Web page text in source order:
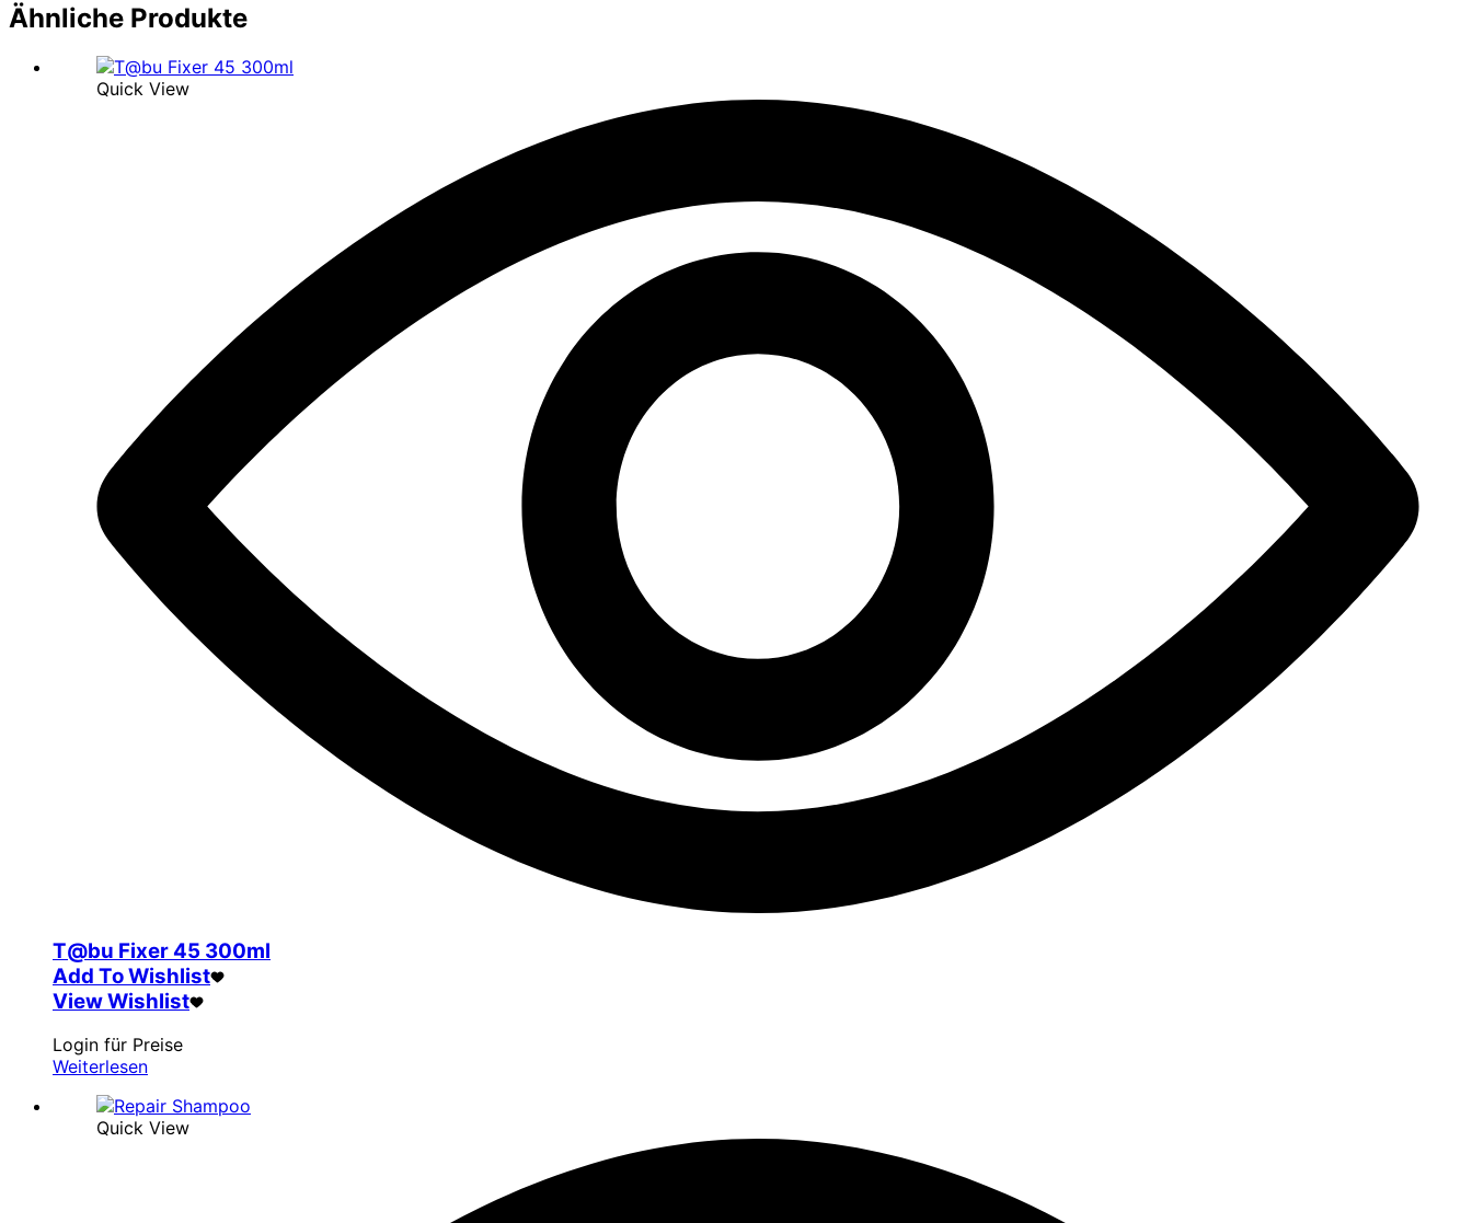
Ähnliche Produkte
Quick View
T@bu Fixer 45 300ml
Add To Wishlist
View Wishlist
Login für Preise
Weiterlesen
Quick View